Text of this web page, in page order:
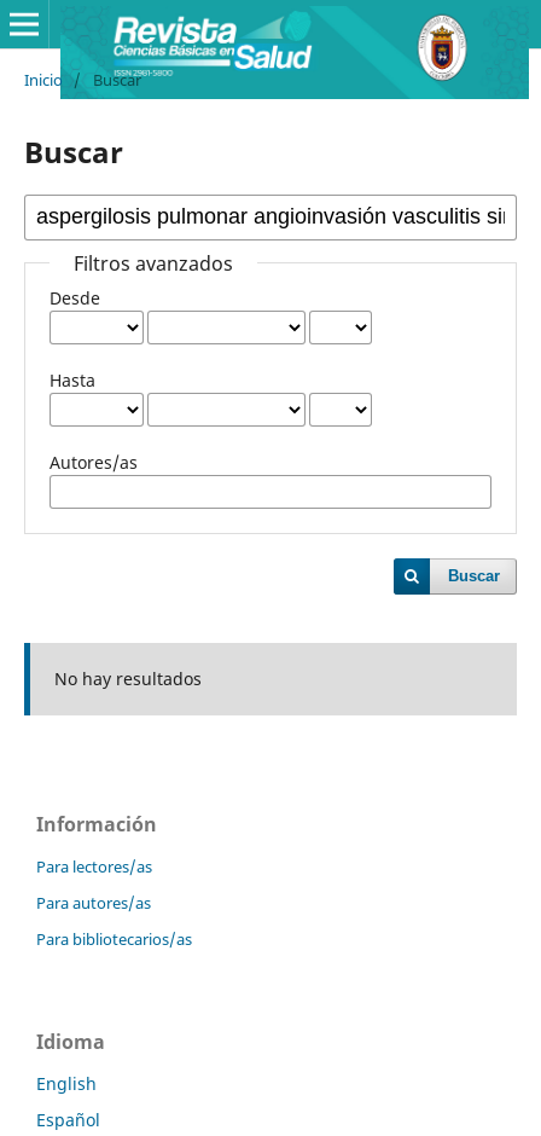
Inicio / Buscar
Buscar
Filtros avanzados
Desde
Hasta
Autores/as
Buscar
No hay resultados
Información
Para lectores/as
Para autores/as
Para bibliotecarios/as
Idioma
English
Español